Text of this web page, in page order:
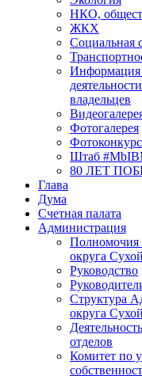
НКО,
ЖКХ
Социальная
Информация
владельцев
Фотогалерея
Штаб
80 ЛЕТ
Глава
Дума
Счетная палата
Администрация
Полномочия
округа
Руководство
Структура
округа
отделов
Комитет по